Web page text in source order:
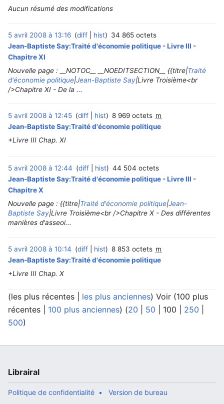
Aucun résumé des modifications
5 avril 2008 à 13:16 diff hist
34 865 octets
Jean-Baptiste Say:Traité d'économie politique - Livre III -
Chapitre XI
Nouvelle page : __NOTOC__ __NOEDITSECTION__ {{titre|Traité
d'économie politique|Jean-Baptiste Say|Livre Troisième<br
/>Chapitre XI - De la ...
5 avril 2008 à 12:45 diff hist 8 969 octets m
Jean-Baptiste Say:Traité d'économie politique
+Livre III Chap. XI
5 avril 2008 à 12:44 diff hist
44 504 octets
Jean-Baptiste Say:Traité d'économie politique - Livre III -
Chapitre X
Nouvelle page : {{titre|Traité d'économie politique|Jean-
Baptiste Say|Livre Troisième<br />Chapitre X - Des différentes
manières d'asseoi...
5 avril 2008 à 10:14 diff hist 8 853 octets m
Jean-Baptiste Say:Traité d'économie politique
+Livre III Chap. X
(les plus récentes les plus anciennes) Voir (100 plus
récentes
100 plus anciennes) (20 50 100 250
500)
Librairal
Politique de confidentialité Version de bureau